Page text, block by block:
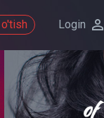
o'tish Login